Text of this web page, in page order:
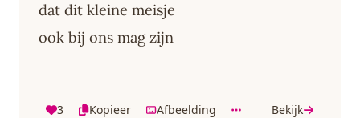
dat dit kleine meisje
ook bij ons mag zijn
3 Kopieer Afbeelding Bekijk